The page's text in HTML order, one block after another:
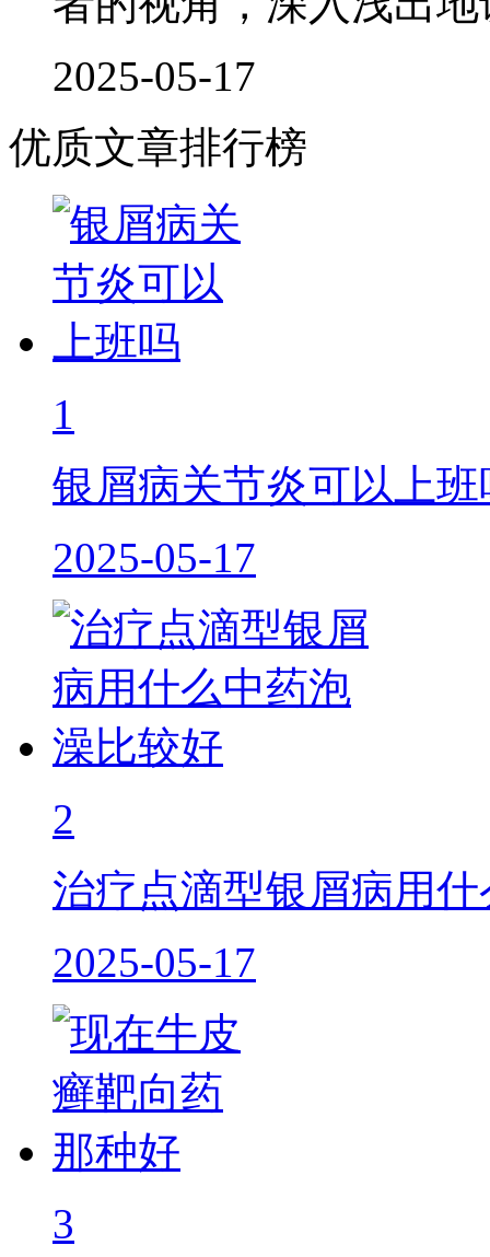
2025-05-17
优质文章排行榜
1
银屑病关节炎可以上班
2025-05-17
2
治疗点滴型银屑病用
2025-05-17
3